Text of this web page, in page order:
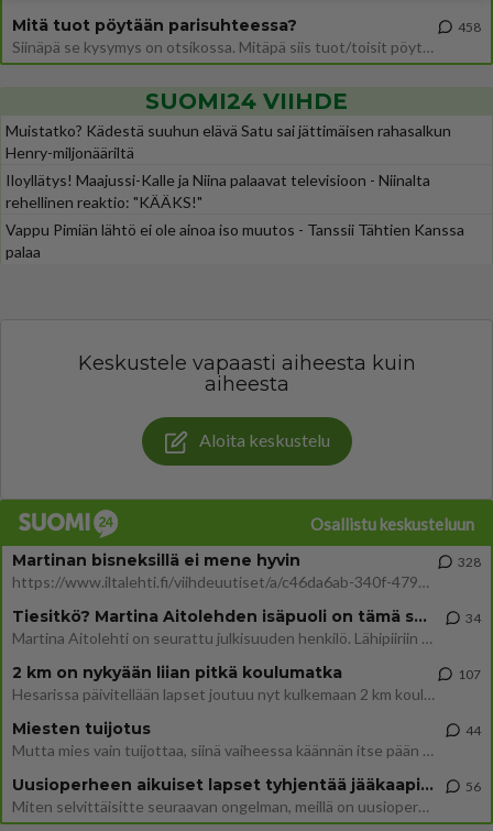
Mitä tuot pöytään parisuhteessa?
Siinäpä se kysymys on otsikossa. Mitäpä siis tuot/toisit pöytään parisuhteessa? Oletko mies vai nainen? Koetko sen mitä
458
SUOMI24 VIIHDE
Muistatko? Kädestä suuhun elävä Satu sai jättimäisen rahasalkun
Henry-miljonääriltä
Iloyllätys! Maajussi-Kalle ja Niina palaavat televisioon - Niinalta
rehellinen reaktio: "KÄÄKS!"
Vappu Pimiän lähtö ei ole ainoa iso muutos - Tanssii Tähtien Kanssa
palaa
Keskustele vapaasti aiheesta kuin
aiheesta
Aloita keskustelu
Osallistu keskusteluun
Martinan bisneksillä ei mene hyvin
https://www.iltalehti.fi/viihdeuutiset/a/c46da6ab-340f-4790-aaa7-0865eed2336 Yrityksen konkurssihakemus on tullut kärä
328
Tiesitkö? Martina Aitolehden isäpuoli on tämä suosittu laulaja
Martina Aitolehti on seurattu julkisuuden henkilö. Lähipiiriin mahtuu muitakin tunnettuja henkilöitä. Tiesitkö, että Ma
34
2 km on nykyään liian pitkä koulumatka
Hesarissa päivitellään lapset joutuu nyt kulkemaan 2 km kouluun jösses. Ruostefillarilla tuo matka menee vaikka miten äk
107
Miesten tuijotus
Mutta mies vain tuijottaa, siinä vaiheessa käännän itse pään pois. Mikä juttu? Yleensä jos joku tuijottaa tai katsoo, hä
44
Uusioperheen aikuiset lapset tyhjentää jääkaapin käydessään
Miten selvittäisitte seuraavan ongelman, meillä on uusioperhe, minulla teini-ikäiset lapset ja puolisolla aikuiset, jotk
56